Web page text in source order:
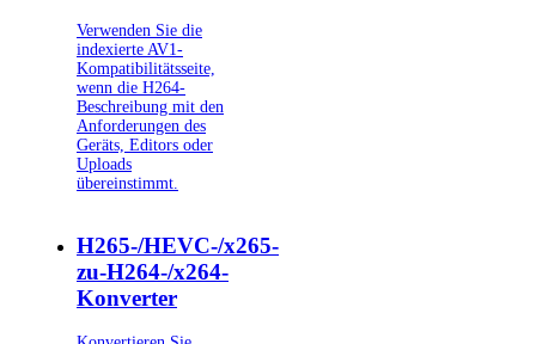
Verwenden Sie die
indexierte AV1-
Kompatibilitätsseite,
wenn die H264-
Beschreibung mit den
Anforderungen des
Geräts, Editors oder
Uploads
übereinstimmt.
H265-/HEVC-/x265-
zu-H264-/x264-
Konverter